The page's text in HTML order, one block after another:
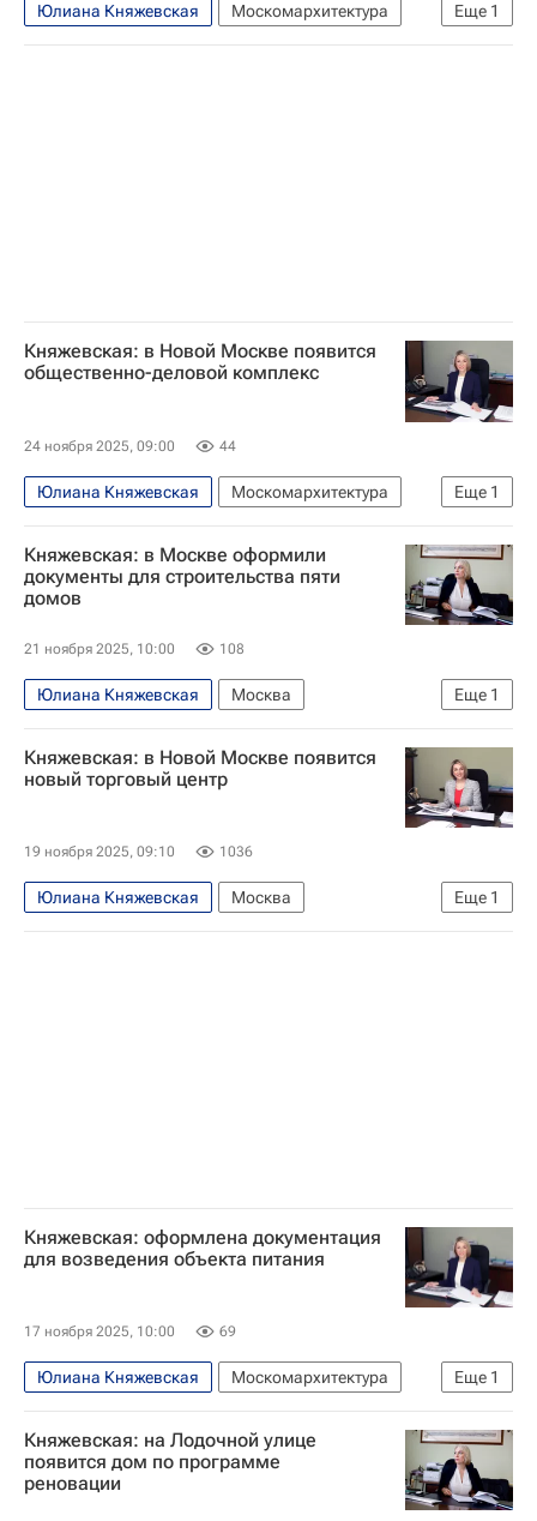
Еще 1
Юлиана Княжевская
Москомархитектура
Москва
Княжевская: в Новой Москве появится
общественно-деловой комплекс
24 ноября 2025, 09:00 44
Еще 1
Юлиана Княжевская
Москомархитектура
Москва
Княжевская: в Москве оформили
документы для строительства пяти
домов
21 ноября 2025, 10:00 108
Еще 1
Юлиана Княжевская
Москва
Москомархитектура
Княжевская: в Новой Москве появится
новый торговый центр
19 ноября 2025, 09:10 1036
Еще 1
Юлиана Княжевская
Москва
Москомархитектура
Княжевская: оформлена документация
для возведения объекта питания
17 ноября 2025, 10:00 69
Еще 1
Юлиана Княжевская
Москомархитектура
Москва
Княжевская: на Лодочной улице
появится дом по программе
реновации